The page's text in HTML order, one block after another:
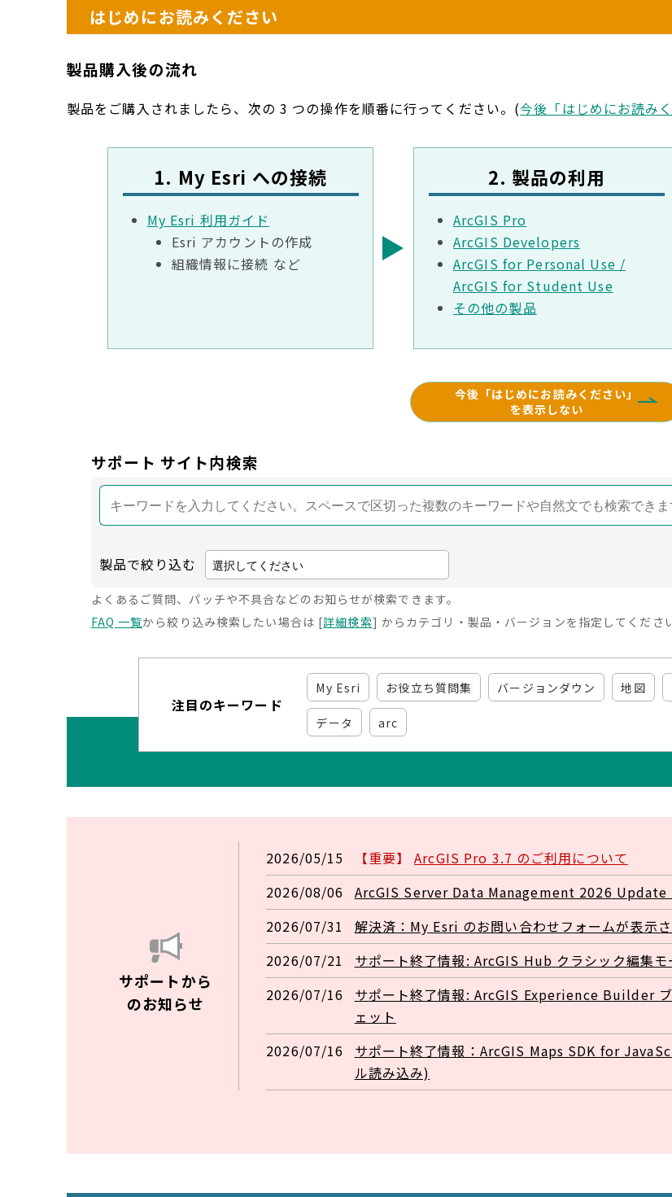
はじめにお読みください
製品購入後の流れ
製品をご購入されましたら、次の 3 つの操作を順番に行ってください。(今後「はじめにお読み
1. My Esri への接続
My Esri 利用ガイド
Esri アカウントの作成
組織情報に接続 など
2. 製品の利用
ArcGIS Pro
ArcGIS Developers
ArcGIS for Personal Use /
ArcGIS for Student Use
その他の製品
今後「はじめにお読みください」
を表示しない
サポート サイト内検索
製品で絞り込む
よくあるご質問、パッチや不具合などのお知らせが検索できます。
FAQ 一覧から絞り込み検索したい場合は [詳細検索] からカテゴリ・製品・バージョンを指定してください
注目のキーワード
My Esri お役立ち質問集 バージョンダウン 地図
データ arc
サポートから
のお知らせ
2026/05/15 【重要】 ArcGIS Pro 3.7 のご利用について
2026/08/06 ArcGIS Server Data Management 2026 Update
2026/07/31 解決済：My Esri のお問い合わせフォームが表示
2026/07/21 サポート終了情報: ArcGIS Hub クラシック編集モ
2026/07/16
サポート終了情報: ArcGIS Experience Builder
ェット
2026/07/16
サポート終了情報：ArcGIS Maps SDK for
ル読み込み)